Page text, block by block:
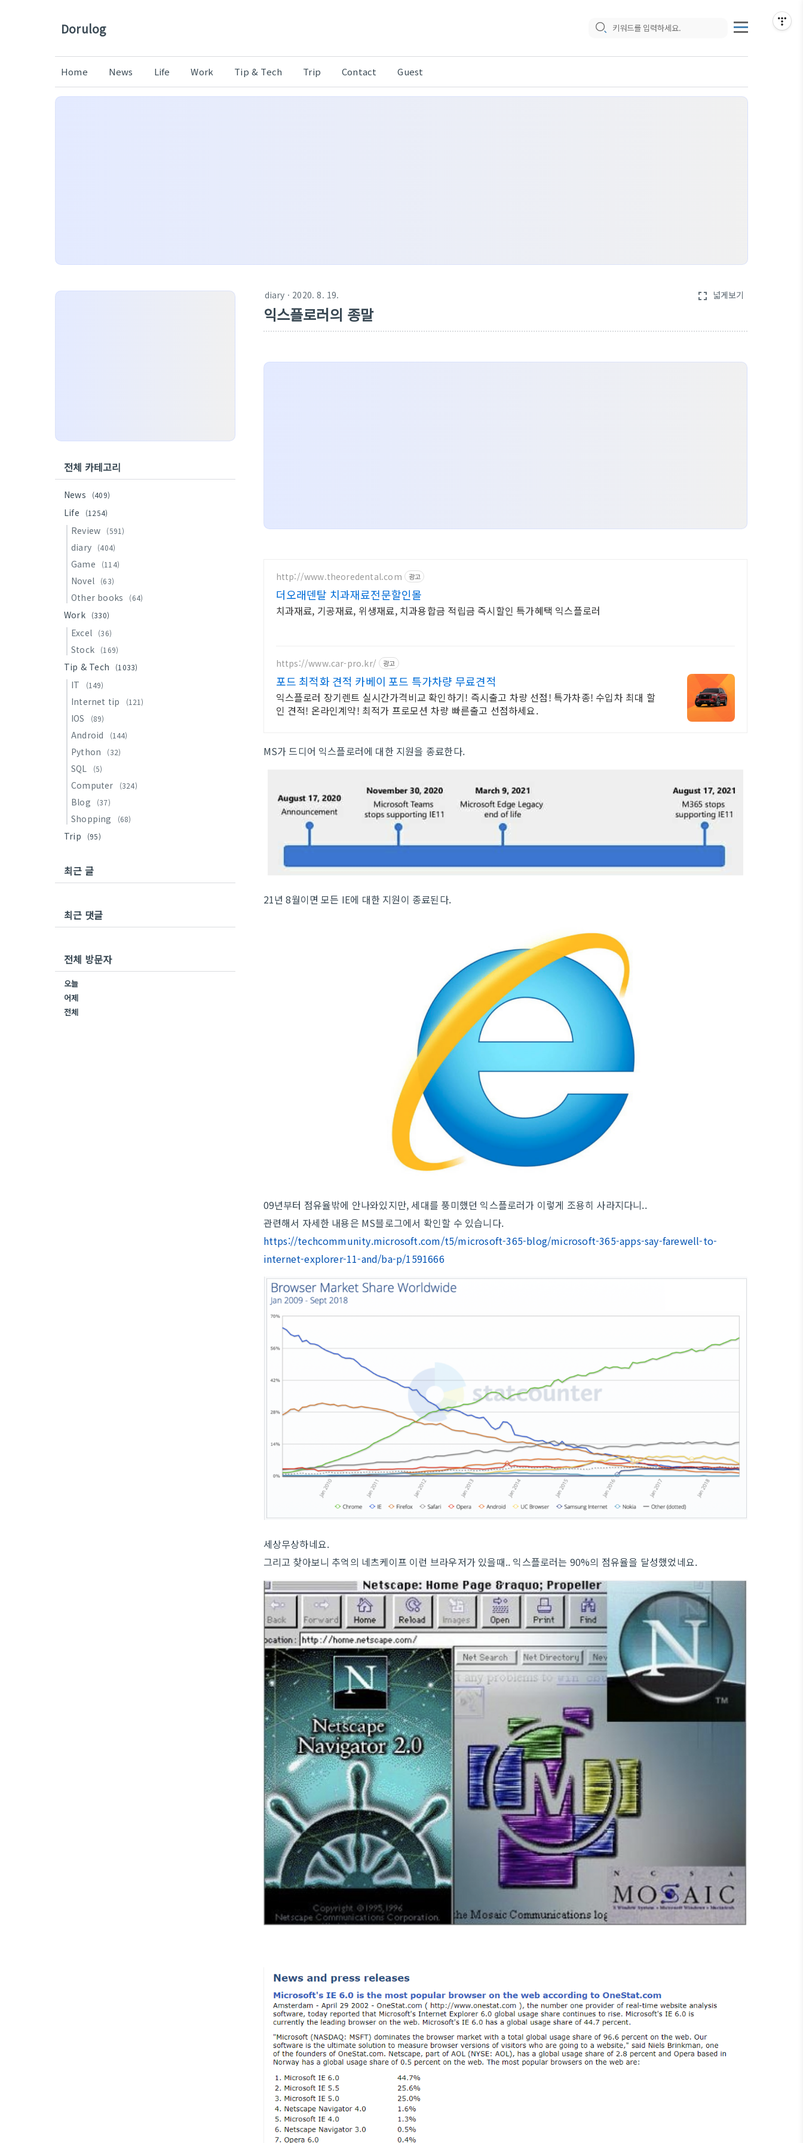
Dorulog
Home News Life Work Tip & Tech Trip Contact Guest
diary · 2020. 8. 19. fullscreen 넓게보기
익스플로러의 종말
http://www.theoredental.com 광고
더오래덴탈 치과재료전문할인몰
치과재료, 기공재료, 위생재료, 치과용합금 적립금 즉시할인 특가혜택 익스플로러
https://www.car-pro.kr/ 광고
포드 최적화 견적 카베이 포드 특가차량 무료견적
익스플로러 장기렌트 실시간가격비교 확인하기! 즉시출고 차량 선점! 특가차종! 수입차 최대 할
인 견적! 온라인계약! 최적가 프로모션 차량 빠른출고 선점하세요.
MS가 드디어 익스플로러에 대한 지원을 종료한다.
21년 8월이면 모든 IE에 대한 지원이 종료된다.
09년부터 점유율밖에 안나와있지만, 세대를 풍미했던 익스플로러가 이렇게 조용히 사라지다니..
관련해서 자세한 내용은 MS블로그에서 확인할 수 있습니다.
https://techcommunity.microsoft.com/t5/microsoft-365-blog/microsoft-365-apps-say-farewell-to-
internet-explorer-11-and/ba-p/1591666
세상무상하네요.
그리고 찾아보니 추억의 네츠케이프 이런 브라우저가 있을때.. 익스플로러는 90%의 점유율을 달성했었네요.
전체 카테고리
News (409)
Life (1254)
Review (591)
diary (404)
Game (114)
Novel (63)
Other books (64)
Work (330)
Excel (36)
Stock (169)
Tip & Tech (1033)
IT (149)
Internet tip (121)
IOS (89)
Android (144)
Python (32)
SQL (5)
Computer (324)
Blog (37)
Shopping (68)
Trip (95)
최근 글
최근 댓글
전체 방문자
오늘
어제
전체